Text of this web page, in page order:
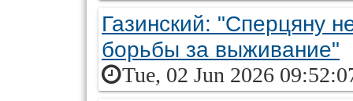
Газинский: "Сперцяну
борьбы за выживание"
Tue, 02 Jun 2026